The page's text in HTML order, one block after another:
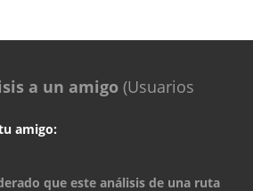
a un amigo (Usuarios
amigo:
que este análisis de una ruta